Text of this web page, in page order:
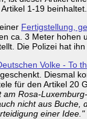
1-19 beinhaltet.
Fertigstellung,
ca. 3 Meter hohen
Die Polizei hat
Volke - To
Diesmal
für den Artikel 20
Rosa-
nicht aus
einer Idee."